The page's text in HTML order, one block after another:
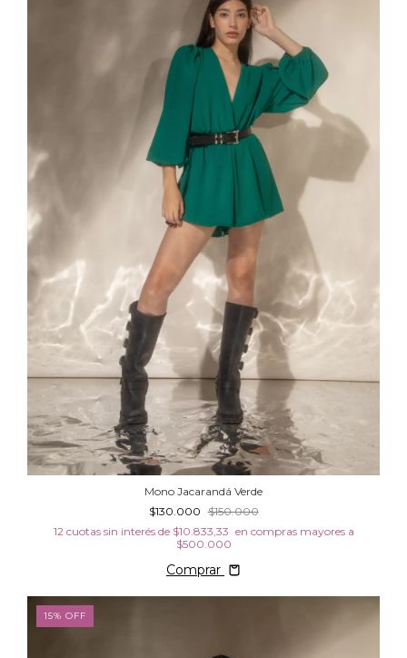
Mono Jacarandá Verde
$130.000 $150.000
12 cuotas sin interés de $10.833,33
Comprar
15% OFF